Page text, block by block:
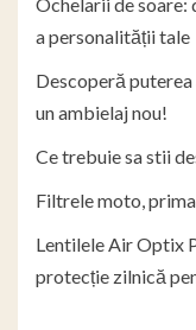
a personalității tale
Descoperă
un ambielaj nou!
Ce trebuie sa stii
Filtrele moto,
Lentilele Air Optix
protecție zilnică